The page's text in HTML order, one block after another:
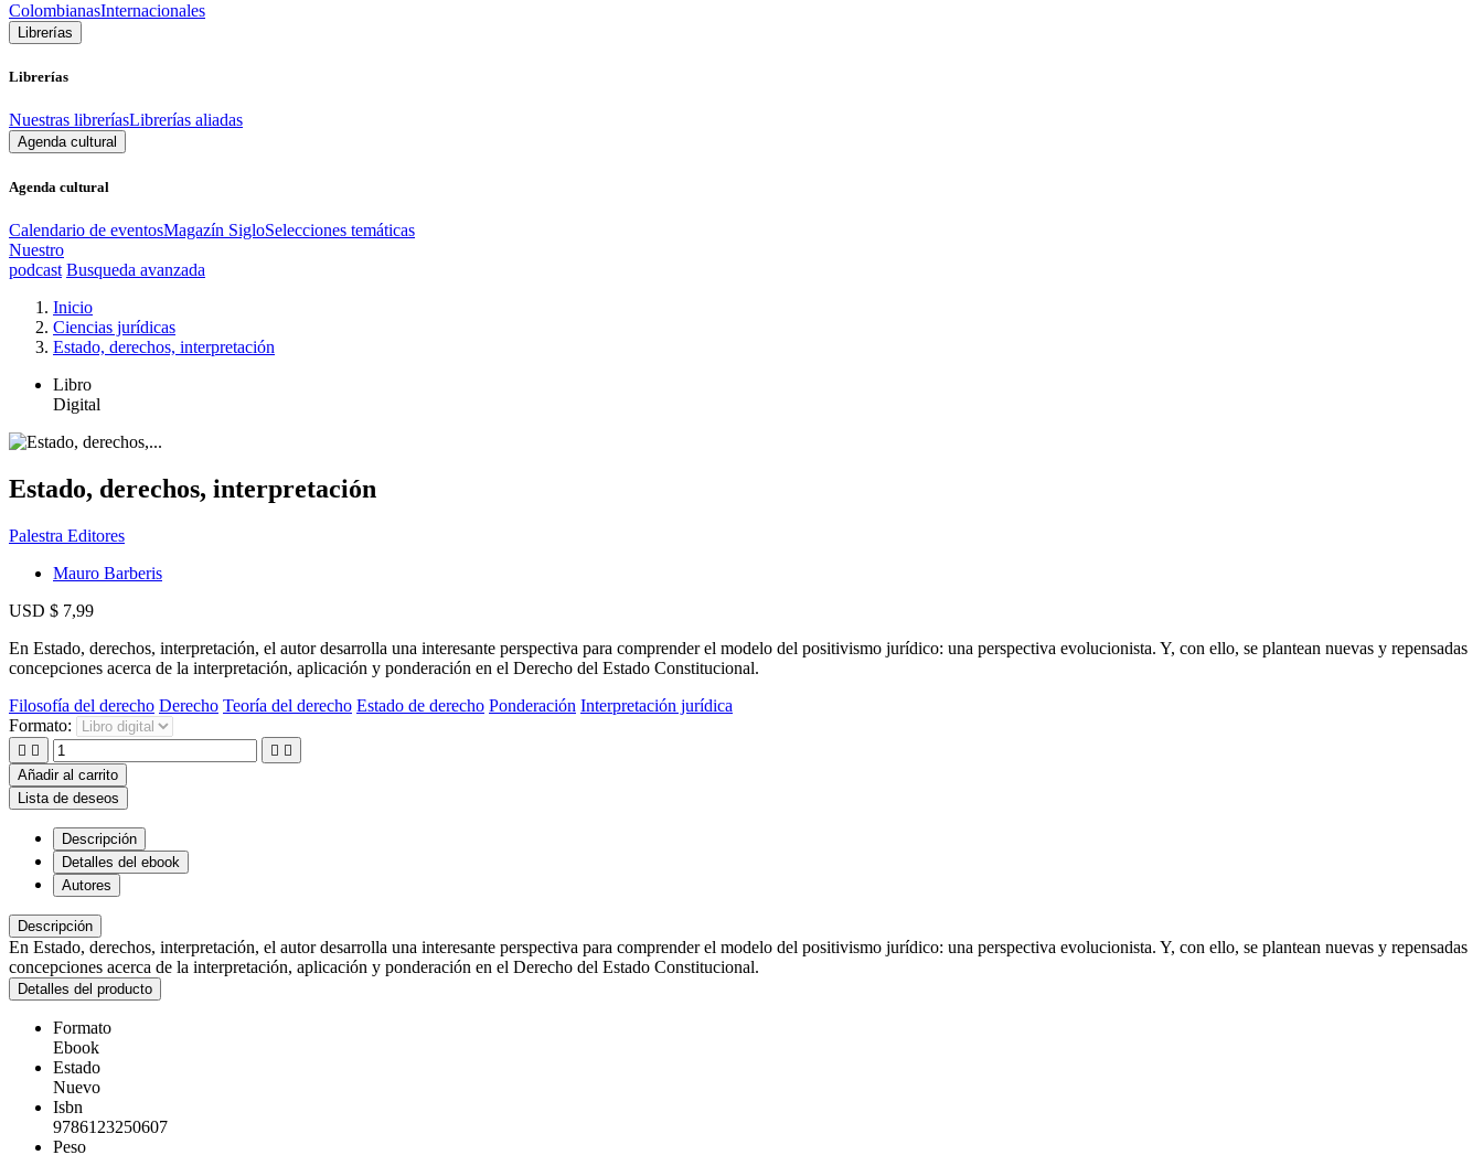
ColombianasInternacionales
Librerías
Librerías
Nuestras libreríasLibrerías aliadas
Agenda cultural
Agenda cultural
Calendario de eventosMagazín SigloSelecciones temáticas
Nuestro
podcast Busqueda avanzada
Inicio
Ciencias jurídicas
Estado, derechos, interpretación
Libro
Digital
Estado, derechos, interpretación
Palestra Editores
Mauro Barberis
USD $ 7,99
En Estado, derechos, interpretación, el autor desarrolla una interesante perspectiva para comprender el modelo del positivismo jurídico: una perspectiva evolucionista. Y, con ello, se plantean nuevas y repensadas
concepciones acerca de la interpretación, aplicación y ponderación en el Derecho del Estado Constitucional.
Filosofía del derecho Derecho Teoría del derecho Estado de derecho Ponderación Interpretación jurídica
Formato:
   
Añadir al carrito
Lista de deseos
Descripción
Detalles del ebook
Autores
Descripción
En Estado, derechos, interpretación, el autor desarrolla una interesante perspectiva para comprender el modelo del positivismo jurídico: una perspectiva evolucionista. Y, con ello, se plantean nuevas y repensadas
concepciones acerca de la interpretación, aplicación y ponderación en el Derecho del Estado Constitucional.
Detalles del producto
Formato
Ebook
Estado
Nuevo
Isbn
9786123250607
Peso